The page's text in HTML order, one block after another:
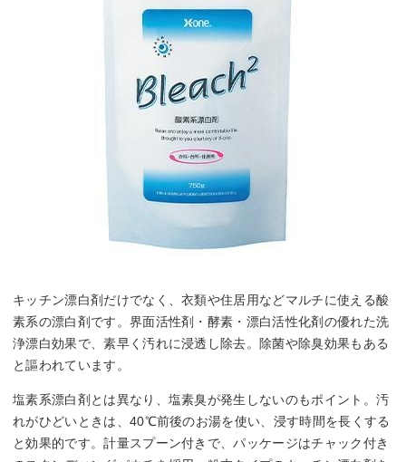
キッチン漂白剤だけでなく、衣類や住居用などマルチに使える酸
素系の漂白剤です。界面活性剤・酵素・漂白活性化剤の優れた洗
浄漂白効果で、素早く汚れに浸透し除去。除菌や除臭効果もある
と謳われています。
塩素系漂白剤とは異なり、塩素臭が発生しないのもポイント。汚
れがひどいときは、40℃前後のお湯を使い、浸す時間を長くする
と効果的です。計量スプーン付きで、パッケージはチャック付き